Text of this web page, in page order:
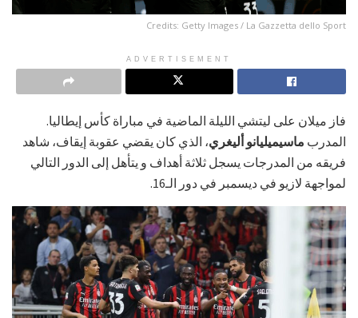
Credits: Getty Images / La Gazzetta dello Sport
ADVERTISEMENT
فاز ميلان على ليتشي الليلة الماضية في مباراة كأس إيطاليا.
المدرب ماسيميليانو أليغري، الذي كان يقضي عقوبة إيقاف، شاهد
فريقه من المدرجات يسجل ثلاثة أهداف و يتأهل إلى الدور التالي
لمواجهة لازيو في ديسمبر في دور الـ16.